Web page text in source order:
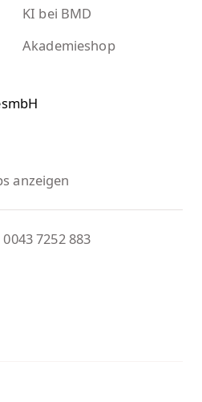
KI bei BMD
Akademieshop
anzeigen
7252 883